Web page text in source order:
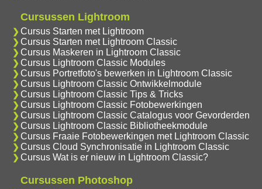
Cursussen Lightroom
Cursus Starten met Lightroom
Cursus Starten met Lightroom Classic
Cursus Maskeren in Lightroom Classic
Cursus Lightroom Classic Modules
Cursus Portretfoto's bewerken in Lightroom Classic
Cursus Lightroom Classic Ontwikkelmodule
Cursus Lightroom Classic Tips & Tricks
Cursus Lightroom Classic Fotobewerkingen
Cursus Lightroom Classic Catalogus voor Gevorderden
Cursus Lightroom Classic Bibliotheekmodule
Cursus Fraaie Fotobewerkingen met Lightroom Classic
Cursus Cloud Synchronisatie in Lightroom Classic
Cursus Wat is er nieuw in Lightroom Classic?
Cursussen Photoshop